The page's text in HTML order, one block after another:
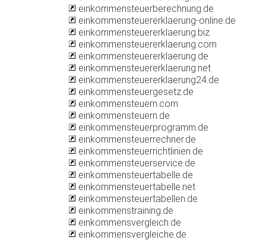
einkommensteuerberechnung.de
einkommensteuererklaerung-online.de
einkommensteuererklaerung.biz
einkommensteuererklaerung.com
einkommensteuererklaerung.de
einkommensteuererklaerung.net
einkommensteuererklaerung24.de
einkommensteuergesetz.de
einkommensteuern.com
einkommensteuern.de
einkommensteuerprogramm.de
einkommensteuerrechner.de
einkommensteuerrichtlinien.de
einkommensteuerservice.de
einkommensteuertabelle.de
einkommensteuertabelle.net
einkommensteuertabellen.de
einkommenstraining.de
einkommensvergleich.de
einkommensvergleiche.de